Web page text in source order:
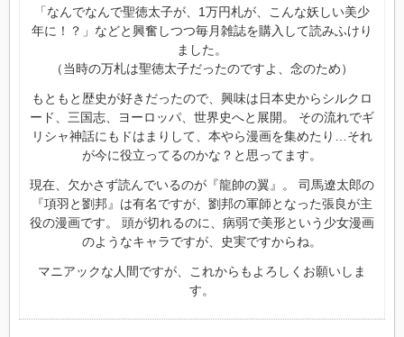
「なんでなんで聖徳太子が、1万円札が、こんな妖しい美少
年に！？」などと興奮しつつ毎月雑誌を購入して読みふけり
ました。
（当時の万札は聖徳太子だったのですよ、念のため）
もともと歴史が好きだったので、興味は日本史からシルクロ
ード、三国志、ヨーロッパ、世界史へと展開。 その流れでギ
リシャ神話にもドはまりして、本やら漫画を集めたり…それ
が今に役立ってるのかな？と思ってます。
現在、欠かさず読んでいるのが『龍帥の翼』。 司馬遼太郎の
『項羽と劉邦』は有名ですが、劉邦の軍師となった張良が主
役の漫画です。 頭が切れるのに、病弱で美形という少女漫画
のようなキャラですが、史実ですからね。
マニアックな人間ですが、これからもよろしくお願いしま
す。